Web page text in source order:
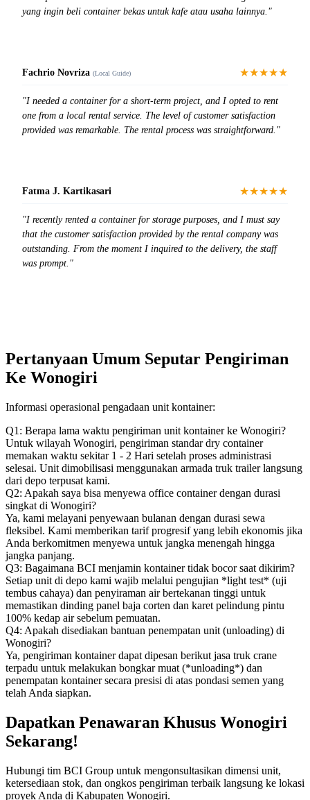
yang ingin beli container bekas untuk kafe atau usaha lainnya."
Fachrio Novriza (Local Guide) ★★★★★
"I needed a container for a short-term project, and I opted to rent
one from a local rental service. The level of customer satisfaction
provided was remarkable. The rental process was straightforward."
Fatma J. Kartikasari ★★★★★
"I recently rented a container for storage purposes, and I must say
that the customer satisfaction provided by the rental company was
outstanding. From the moment I inquired to the delivery, the staff
was prompt."
Pertanyaan Umum Seputar Pengiriman
Ke Wonogiri
Informasi operasional pengadaan unit kontainer:
Q1: Berapa lama waktu pengiriman unit kontainer ke Wonogiri?
Untuk wilayah Wonogiri, pengiriman standar dry container
memakan waktu sekitar 1 - 2 Hari setelah proses administrasi
selesai. Unit dimobilisasi menggunakan armada truk trailer langsung
dari depo terpusat kami.
Q2: Apakah saya bisa menyewa office container dengan durasi
singkat di Wonogiri?
Ya, kami melayani penyewaan bulanan dengan durasi sewa
fleksibel. Kami memberikan tarif progresif yang lebih ekonomis jika
Anda berkomitmen menyewa untuk jangka menengah hingga
jangka panjang.
Q3: Bagaimana BCI menjamin kontainer tidak bocor saat dikirim?
Setiap unit di depo kami wajib melalui pengujian *light test* (uji
tembus cahaya) dan penyiraman air bertekanan tinggi untuk
memastikan dinding panel baja corten dan karet pelindung pintu
100% kedap air sebelum pemuatan.
Q4: Apakah disediakan bantuan penempatan unit (unloading) di
Wonogiri?
Ya, pengiriman kontainer dapat dipesan berikut jasa truk crane
terpadu untuk melakukan bongkar muat (*unloading*) dan
penempatan kontainer secara presisi di atas pondasi semen yang
telah Anda siapkan.
Dapatkan Penawaran Khusus Wonogiri
Sekarang!
Hubungi tim BCI Group untuk mengonsultasikan dimensi unit,
ketersediaan stok, dan ongkos pengiriman terbaik langsung ke lokasi
proyek Anda di Kabupaten Wonogiri.